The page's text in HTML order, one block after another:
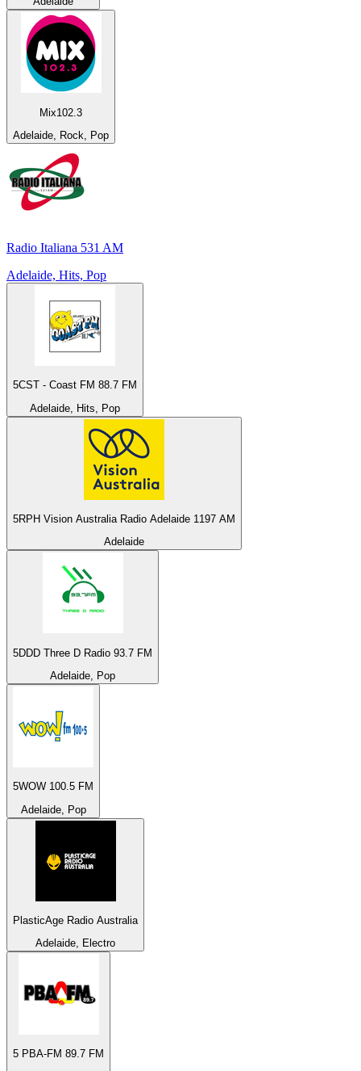
Mix102.3
Adelaide, Rock, Pop
Radio Italiana 531 AM
Adelaide, Hits, Pop
5CST - Coast FM 88.7 FM
Adelaide, Hits, Pop
5RPH Vision Australia Radio Adelaide 1197 AM
Adelaide
5DDD Three D Radio 93.7 FM
Adelaide, Pop
5WOW 100.5 FM
Adelaide, Pop
PlasticAge Radio Australia
Adelaide, Electro
5 PBA-FM 89.7 FM